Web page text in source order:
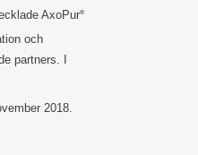
AxoPur®
och
partners. I
2018.